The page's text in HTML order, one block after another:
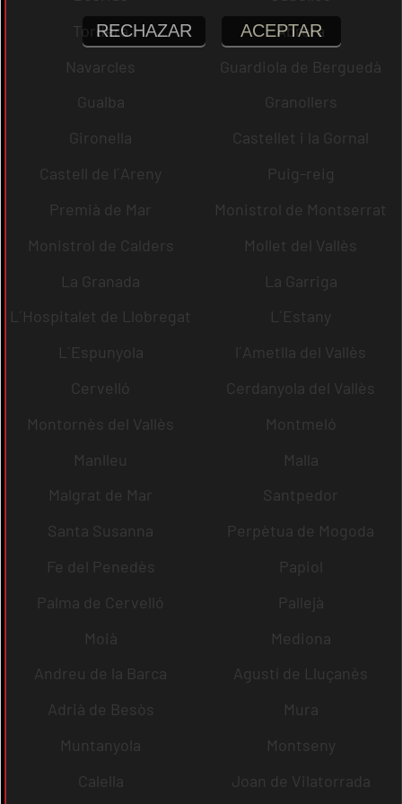
Tordera
Abrera
Navarcles
Guardiola de Berguedà
Gualba
Granollers
Gironella
Castellet i la Gornal
Castell de l´Areny
Puig-reig
Premià de Mar
Monistrol de Montserrat
Monistrol de Calders
Mollet del Vallès
La Granada
La Garriga
L´Hospitalet de Llobregat
L´Estany
L´Espunyola
l´Ametlla del Vallès
Cervelló
Cerdanyola del Vallès
Montornès del Vallès
Montmeló
Manlleu
Malla
Malgrat de Mar
Santpedor
Santa Susanna
Perpètua de Mogoda
Fe del Penedès
Papiol
Palma de Cervelló
Pallejà
Moià
Mediona
Andreu de la Barca
Agustí de Lluçanès
Adrià de Besòs
Mura
Muntanyola
Montseny
Calella
Joan de Vilatorrada
RECHAZAR ACEPTAR